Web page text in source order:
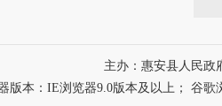
主办：惠安县人民政
本：IE浏览器9.0版本及以上； 谷歌